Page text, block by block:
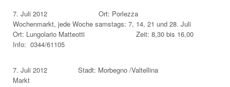
7. Juli 2012 Ort: Porlezza
Wochenmarkt, jede Woche samstags: 7, 14, 21 und 28. Juli
Ort: Lungolario Matteotti Zeit: 8,30 bis 16,00
Info: 0344/61105
7. Juli 2012 Stadt: Morbegno /Valtellina
Markt